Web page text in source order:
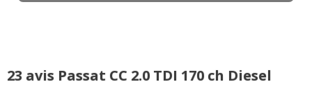
15/20
23 avis Passat CC 2.0 TDI 170 ch Diesel